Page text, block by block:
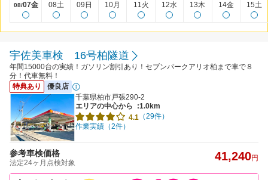
08/07金 08土 09日 10月 11火 12水 13木 14金 15土
宇佐美車検 16号柏隧道
年間15000台の実績！ガソリン割引あり！セブンパークアリオ柏まで車で８
分！代車無料！
特典あり
優良店
千葉県柏市戸張290-2
エリアの中心から
:1.0km
4.1 （29件）
作業実績（2件）
参考車検価格
法定24ヶ月点検対象 41,240円